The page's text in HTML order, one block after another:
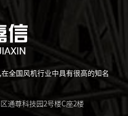
全国风机行业中具有很高的知名
通尊科技园2号楼C座2楼